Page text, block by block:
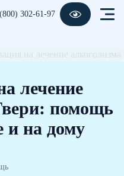
302-61-97
лечение
помощь
и на дому